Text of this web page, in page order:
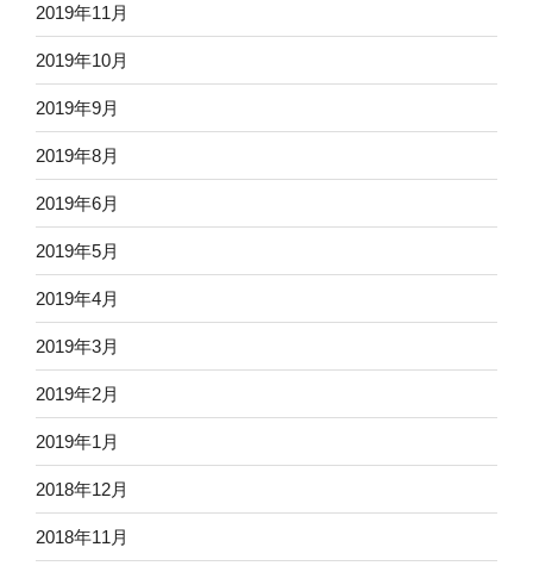
2019年11月
2019年10月
2019年9月
2019年8月
2019年6月
2019年5月
2019年4月
2019年3月
2019年2月
2019年1月
2018年12月
2018年11月